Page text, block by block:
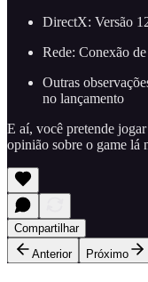
DirectX: Versão
Rede: Conexão
Outras
no lançamento
E aí, você pretende
opinião sobre o game lá
Compartilhar
Anterior
Próximo